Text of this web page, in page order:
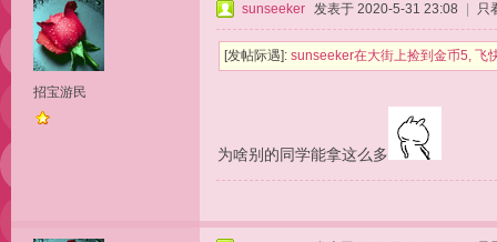
招宝游民
sunseeker 发表于 2020-5-31 23:08 只
[发帖际遇]: sunseeker在大街上捡到金币5, 飞
为啥别的同学能拿这么多